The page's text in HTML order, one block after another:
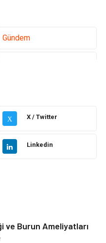
Gündem
Alışveriş
Eğitim Kurumları
X X / Twitter
Linkedin
ve Burun Ameliyatları